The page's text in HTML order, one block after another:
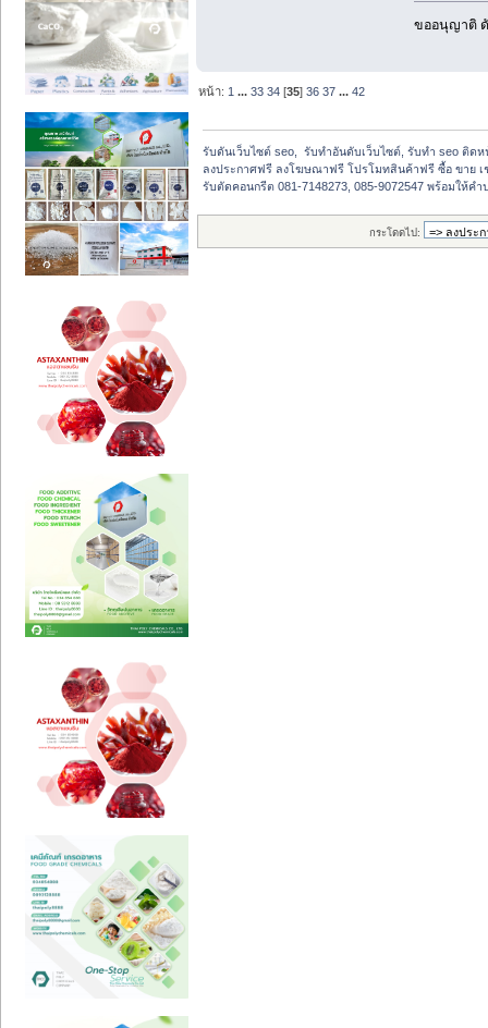
ขออนุญาติ
หน้า: 1 ...33 34 [35]36 37 ...42
รับดันเว็บไซต์ seo,  รับทำอันดับเว็บไซต์, รับทำ seo ติดห
ลงประกาศฟรี ลงโฆษณาฟรี โปรโมทสินค้าฟรี ซื้อ ขาย เ
รับตัดคอนกรีต 081-7148273, 085-9072547 พร้อมให้คำ
กระโดดไป: